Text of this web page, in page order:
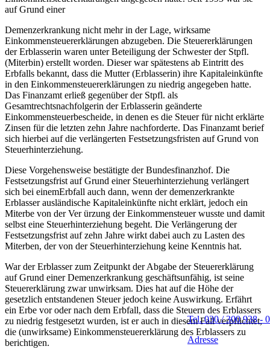
auf Grund einer
Demenzerkrankung nicht mehr in der Lage, wirksame
Einkommensteuererklärungen abzugeben. Die Steuererklärungen
der Erblasserin waren unter Beteiligung der Schwester der Stpfl.
(Miterbin) erstellt worden. Dieser war spätestens ab Eintritt des
Erbfalls bekannt, dass die Mutter (Erblasserin) ihre Kapitaleinkünfte
in den Einkommensteuererklärungen zu niedrig angegeben hatte.
Das Finanzamt erließ gegenüber der Stpfl. als
Gesamtrechtsnachfolgerin der Erblasserin geänderte
Einkommensteuerbescheide, in denen es die Steuer für nicht erklärte
Zinsen für die letzten zehn Jahre nachforderte. Das Finanzamt berief
sich hierbei auf die verlängerten Festsetzungsfristen auf Grund von
Steuerhinterziehung.
Diese Vorgehensweise bestätigte der Bundesfinanzhof. Die
Festsetzungsfrist auf Grund einer Steuerhinterziehung verlängert
sich bei einemErbfall auch dann, wenn der demenzerkrankte
Erblasser ausländische Kapitaleinkünfte nicht erklärt, jedoch ein
Miterbe von der Ver ürzung der Einkommensteuer wusste und damit
selbst eine Steuerhinterziehung begeht. Die Verlängerung der
Festsetzungsfrist auf zehn Jahre wirkt dabei auch zu Lasten des
Miterben, der von der Steuerhinterziehung keine Kenntnis hat.
War der Erblasser zum Zeitpunkt der Abgabe der Steuererklärung
auf Grund einer Demenzerkrankung geschäftsunfähig, ist seine
Steuererklärung zwar unwirksam. Dies hat auf die Höhe der
gesetzlich entstandenen Steuer jedoch keine Auswirkung. Erfährt
ein Erbe vor oder nach dem Erbfall, dass die Steuern des Erblassers
zu niedrig festgesetzt wurden, ist er auch in diesem Fall verpflichtet,
die (unwirksame) Einkommensteuererklärung des Erblassers zu
berichtigen.
Tel. 030 / 300 938 - 0
Adresse